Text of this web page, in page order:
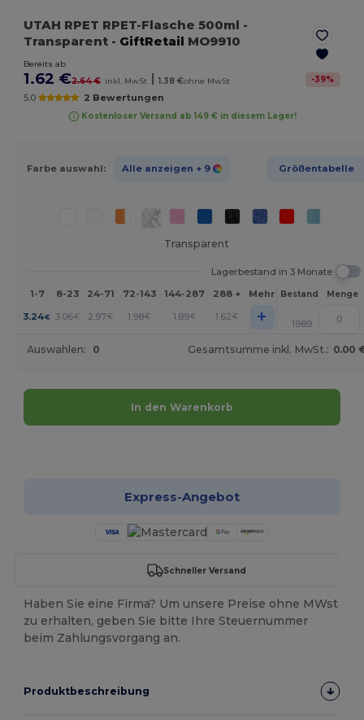
UTAH RPET RPET-Flasche 500ml -
Transparent - GiftRetail MO9910
Bereits ab
1.62 €2.64 € inkl. MwSt | 1.38 €ohne MwSt -39%
5.0 2 Bewertungen
Kostenloser Versand ab 149 € in diesem Lager!
Farbe auswahl: Alle anzeigen + 9 Größentabelle
Transparent
Lagerbestand in 3 Monate
1-7
8-23 24-71 72-143 144-287 288 + Mehr Bestand Menge
3.24€ 3.06€ 2.97€ 1.98€ 1.89€ 1.62€ + 1989
Auswahlen: 0 Gesamtsumme inkl. MwSt.: 0.00
In den Warenkorb
Express-Angebot
Schneller Versand
Haben Sie eine Firma? Um unsere Preise ohne MWst
zu erhalten, geben Sie bitte Ihre Steuernummer
beim Zahlungsvorgang an.
Produktbeschreibung